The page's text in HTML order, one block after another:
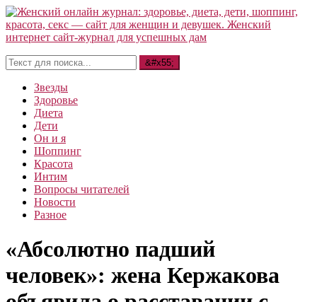
Звезды
Здоровье
Диета
Дети
Он и я
Шоппинг
Красота
Интим
Вопросы читателей
Новости
Разное
«Абсолютно падший
человек»: жена Кержакова